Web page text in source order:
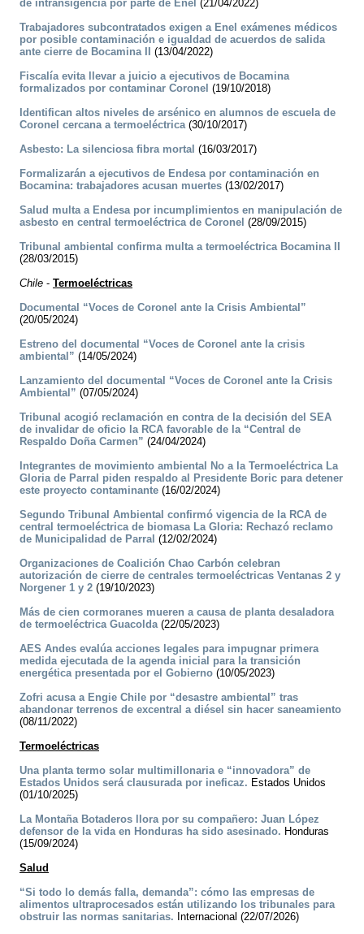
de intransigencia por parte de Enel (21/04/2022)
Trabajadores subcontratados exigen a Enel exámenes médicos
por posible contaminación e igualdad de acuerdos de salida
ante cierre de Bocamina II
(13/04/2022)
Fiscalía evita llevar a juicio a ejecutivos de Bocamina
formalizados por contaminar Coronel (19/10/2018)
Identifican altos niveles de arsénico en alumnos de escuela de
Coronel cercana a termoeléctrica(30/10/2017)
Asbesto: La silenciosa fibra mortal (16/03/2017)
Formalizarán a ejecutivos de Endesa por contaminación en
Bocamina: trabajadores acusan muertes (13/02/2017)
Salud multa a Endesa por incumplimientos en manipulación de
asbesto en central termoeléctrica de Coronel (28/09/2015)
Tribunal ambiental confirma multa a termoeléctrica Bocamina II
(28/03/2015)
Chile - Termoeléctricas
Documental “Voces de Coronel ante la Crisis Ambiental”
(20/05/2024)
Estreno del documental “Voces de Coronel ante la crisis
ambiental” (14/05/2024)
Lanzamiento del documental “Voces de Coronel ante la Crisis
Ambiental” (07/05/2024)
Tribunal acogió reclamación en contra de la decisión del SEA
de invalidar de oficio la RCA favorable de la “Central de
Respaldo Doña Carmen” (24/04/2024)
Integrantes de movimiento ambiental No a la Termoeléctrica La
Gloria de Parral piden respaldo al Presidente Boric para detener
este proyecto contaminante (16/02/2024)
Segundo Tribunal Ambiental confirmó vigencia de la RCA de
central termoeléctrica de biomasa La Gloria: Rechazó reclamo
de Municipalidad de Parral (12/02/2024)
Organizaciones de Coalición Chao Carbón celebran
autorización de cierre de centrales termoeléctricas Ventanas 2 y
Norgener 1 y 2 (19/10/2023)
Más de cien cormoranes mueren a causa de planta desaladora
de termoeléctrica Guacolda(22/05/2023)
AES Andes evalúa acciones legales para impugnar primera
medida ejecutada de la agenda inicial para la transición
energética presentada por el Gobierno (10/05/2023)
Zofri acusa a Engie Chile por “desastre ambiental” tras
abandonar terrenos de excentral a diésel sin hacer saneamiento
(08/11/2022)
Termoeléctricas
Una planta termo solar multimillonaria e “innovadora” de
Estados Unidos será clausurada por ineficaz. Estados Unidos
(01/10/2025)
La Montaña Botaderos llora por su compañero: Juan López
defensor de la vida en Honduras ha sido asesinado. Honduras
(15/09/2024)
Salud
“Si todo lo demás falla, demanda”: cómo las empresas de
alimentos ultraprocesados están utilizando los tribunales para
obstruir las normas sanitarias. Internacional (22/07/2026)